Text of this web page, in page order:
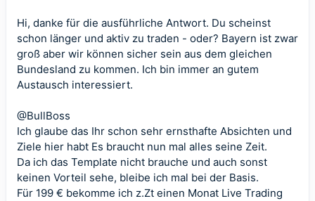
Hi, danke für die ausführliche Antwort. Du scheinst
schon länger und aktiv zu traden - oder? Bayern ist zwar
groß aber wir können sicher sein aus dem gleichen
Bundesland zu kommen. Ich bin immer an gutem
Austausch interessiert.
@BullBoss
Ich glaube das Ihr schon sehr ernsthafte Absichten und
Ziele hier habt Es braucht nun mal alles seine Zeit.
Da ich das Template nicht brauche und auch sonst
keinen Vorteil sehe, bleibe ich mal bei der Basis.
Für 199 € bekomme ich z.Zt einen Monat Live Trading